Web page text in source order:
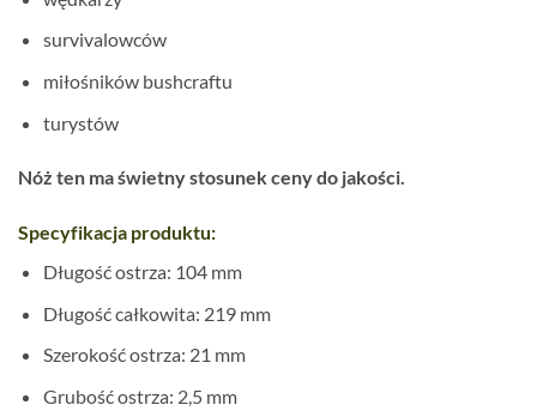
survivalowców
miłośników bushcraftu
turystów
Nóż ten ma świetny stosunek ceny do jakości.
Specyfikacja produktu:
Długość ostrza: 104 mm
Długość całkowita: 219 mm
Szerokość ostrza: 21 mm
Grubość ostrza: 2,5 mm